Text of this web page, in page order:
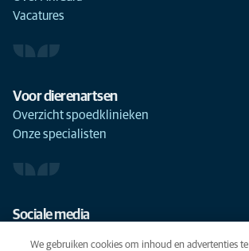
Vacatures
Voor dierenartsen
Overzicht spoedklinieken
Onze specialisten
Sociale media
We gebruiken cookies om inhoud en advertenties te